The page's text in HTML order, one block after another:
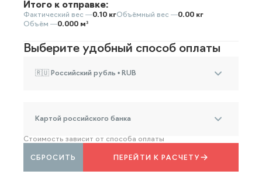
Итого к отправке:
Фактический вес —0.10 кгОбъёмный вес —0.00 кг
Объём —0.000 м³
Выберите удобный способ оплаты
🇷🇺 Российский рубль • RUB
Картой российского банка
Стоимость зависит от способа оплаты
ПЕРЕЙТИ К РАСЧЕТУ
СБРОСИТЬ